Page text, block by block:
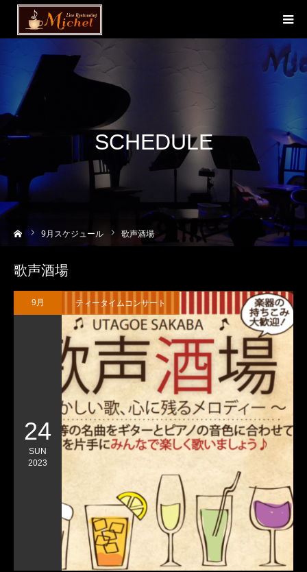
SCHEDULE
9月スケジュール 歌声酒場
歌声酒場
9月
24
SUN
2023
ティータイムコンサート